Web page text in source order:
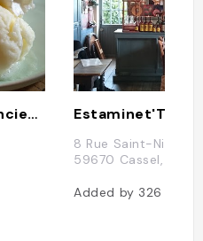
Estaminet de l'Ancienne Maison Commune
8 Rue Saint-Nicolas,
59670 Cassel,
Added by 326